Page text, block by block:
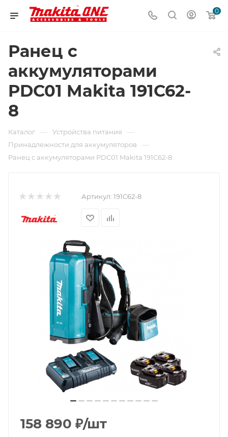
0
Ранец с
аккумуляторами
PDC01 Makita 191C62-
8
Каталог — Устройства питания —
Принадлежности для аккумуляторов —
Ранец с аккумуляторами PDC01 Makita 191C62-8
Артикул: 191C62-8
158 890 ₽/шт